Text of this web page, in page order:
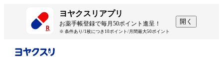
ヨヤクスリアプリ
お薬手帳登録で毎月50ポイント進呈！
※ 条件あり/1枚につき10ポイント/月間最大50ポイント
開く
処方せんを送って待ち時間を短く！
処方せんを送って待ち時間を短く！